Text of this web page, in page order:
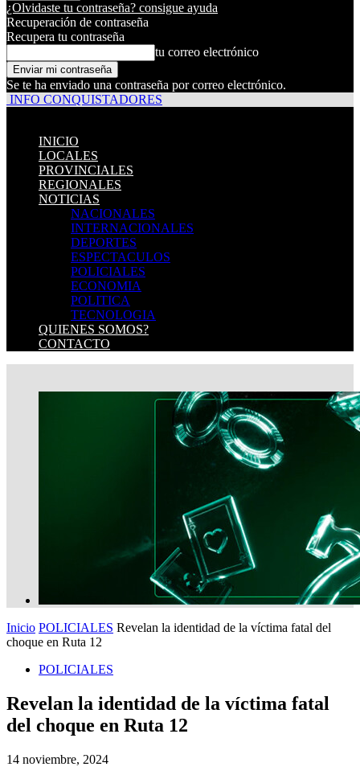
¿Olvidaste tu contraseña? consigue ayuda
Recuperación de contraseña
Recupera tu contraseña
tu correo electrónico
Se te ha enviado una contraseña por correo electrónico.
INFO CONQUISTADORES
INICIO
LOCALES
PROVINCIALES
REGIONALES
NOTICIAS
NACIONALES
INTERNACIONALES
DEPORTES
ESPECTACULOS
POLICIALES
ECONOMIA
POLITICA
TECNOLOGIA
QUIENES SOMOS?
CONTACTO
Inicio POLICIALES Revelan la identidad de la víctima fatal del
choque en Ruta 12
POLICIALES
Revelan la identidad de la víctima fatal
del choque en Ruta 12
14 noviembre, 2024